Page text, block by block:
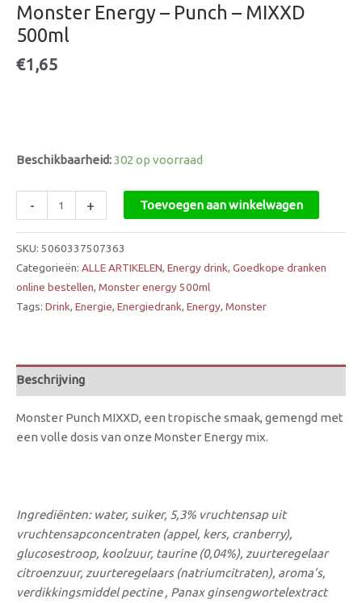
Monster Energy – Punch – MIXXD
500ml
€1,65
Beschikbaarheid:302 op voorraad
- + Toevoegen aan winkelwagen
SKU: 5060337507363
Categorieën: ALLE ARTIKELEN, Energy drink, Goedkope dranken
online bestellen, Monster energy 500ml
Tags: Drink, Energie, Energiedrank, Energy, Monster
Beschrijving
Monster Punch MIXXD, een tropische smaak, gemengd met
een volle dosis van onze Monster Energy mix.
Ingrediënten: water, suiker, 5,3% vruchtensap uit
vruchtensapconcentraten (appel, kers, cranberry),
glucosestroop, koolzuur, taurine (0,04%), zuurteregelaar
citroenzuur, zuurteregelaars (natriumcitraten), aroma’s,
verdikkingsmiddel pectine , Panax ginsengwortelextract